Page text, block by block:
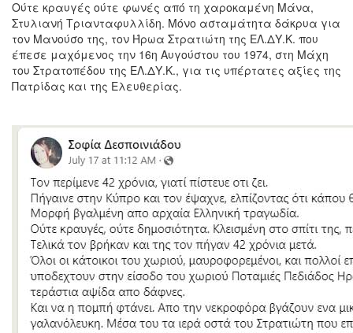
Ούτε κραυγές ούτε φωνές από τη χαροκαμένη Μάνα,
Στυλιανή Τριανταφυλλίδη. Μόνο ασταμάτητα δάκρυα για
τον Μανούσο της, τον Ήρωα Στρατιώτη της ΕΛ.ΔΥ.Κ. που
έπεσε μαχόμενος την 16η Αυγούστου του 1974, στη Μάχη
του Στρατοπέδου της ΕΛ.ΔΥ.Κ., για τις υπέρτατες αξίες της
Πατρίδας και της Ελευθερίας.